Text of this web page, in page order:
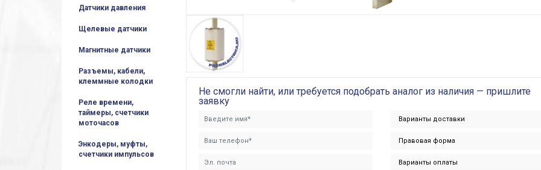
Датчики давления
Щелевые датчики
Магнитные датчики
Разъемы, кабели,
клеммные колодки
Реле времени,
таймеры, счетчики
моточасов
Энкодеры, муфты,
счетчики импульсов
Не смогли найти, или требуется подобрать аналог из наличия — пришлите
заявку